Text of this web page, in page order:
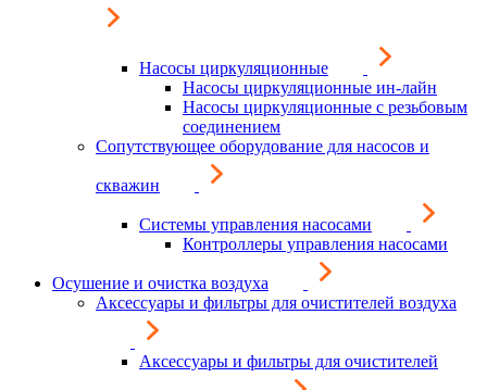
Насосы циркуляционные
Насосы циркуляционные ин-лайн
Насосы циркуляционные с резьбовым
соединением
Сопутствующее оборудование для насосов и
скважин
Системы управления насосами
Контроллеры управления насосами
Осушение и очистка воздуха
Аксессуары и фильтры для очистителей воздуха
Аксессуары и фильтры для очистителей